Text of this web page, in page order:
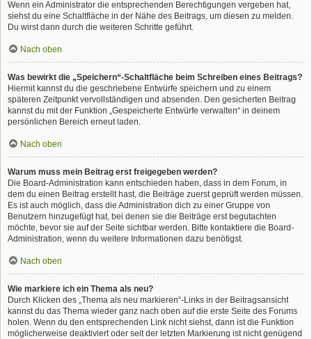
Wenn ein Administrator die entsprechenden Berechtigungen vergeben hat,
siehst du eine Schaltfläche in der Nähe des Beitrags, um diesen zu melden.
Du wirst dann durch die weiteren Schritte geführt.
Nach oben
Was bewirkt die „Speichern“-Schaltfläche beim Schreiben eines Beitrags?
Hiermit kannst du die geschriebene Entwürfe speichern und zu einem
späteren Zeitpunkt vervollständigen und absenden. Den gesicherten Beitrag
kannst du mit der Funktion „Gespeicherte Entwürfe verwalten“ in deinem
persönlichen Bereich erneut laden.
Nach oben
Warum muss mein Beitrag erst freigegeben werden?
Die Board-Administration kann entschieden haben, dass in dem Forum, in
dem du einen Beitrag erstellt hast, die Beiträge zuerst geprüft werden müssen.
Es ist auch möglich, dass die Administration dich zu einer Gruppe von
Benutzern hinzugefügt hat, bei denen sie die Beiträge erst begutachten
möchte, bevor sie auf der Seite sichtbar werden. Bitte kontaktiere die Board-
Administration, wenn du weitere Informationen dazu benötigst.
Nach oben
Wie markiere ich ein Thema als neu?
Durch Klicken des „Thema als neu markieren“-Links in der Beitragsansicht
kannst du das Thema wieder ganz nach oben auf die erste Seite des Forums
holen. Wenn du den entsprechenden Link nicht siehst, dann ist die Funktion
möglicherweise deaktiviert oder seit der letzten Markierung ist nicht genügend